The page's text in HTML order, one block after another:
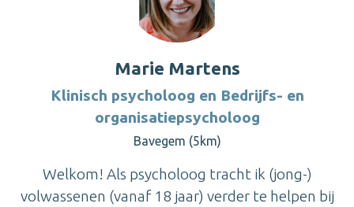
Marie Martens
Klinisch psycholoog en Bedrijfs- en
organisatiepsycholoog
Bavegem (5km)
Welkom! Als psycholoog tracht ik (jong-)
volwassenen (vanaf 18 jaar) verder te helpen bij